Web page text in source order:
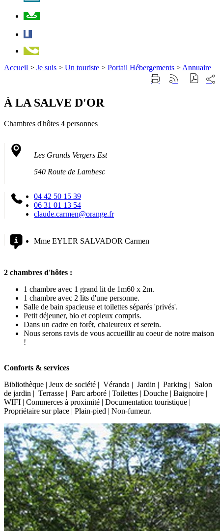
Accueil > Je suis > Un touriste > Portail Hébergements > Annuaire
ImprimerGénérer
sur
À LA SALVE D'OR
Chambres d'hôtes 4 personnes
Les Grands Vergers Est
540 Route de Lambesc
04 42 50 15 39
06 31 01 13 54
claude.carmen@orange.fr
Mme EYLER SALVADOR Carmen
2 chambres d'hôtes :
1 chambre avec 1 grand lit de 1m60 x 2m.
1 chambre avec 2 lits d'une personne.
Salle de bain spacieuse et toilettes séparés 'privés'.
Petit déjeuner, bio et copieux compris.
Dans un cadre en forêt, chaleureux et serein.
Nous serons ravis de vous accueillir au coeur de notre maison
!
Conforts & services
Bibliothèque | Jeux de société | Véranda | Jardin | Parking | Salon
de jardin | Terrasse | Parc arboré | Toilettes | Douche | Baignoire |
WIFI | Commerces à proximité | Documentation touristique |
Propriétaire sur place | Plain-pied | Non-fumeur.